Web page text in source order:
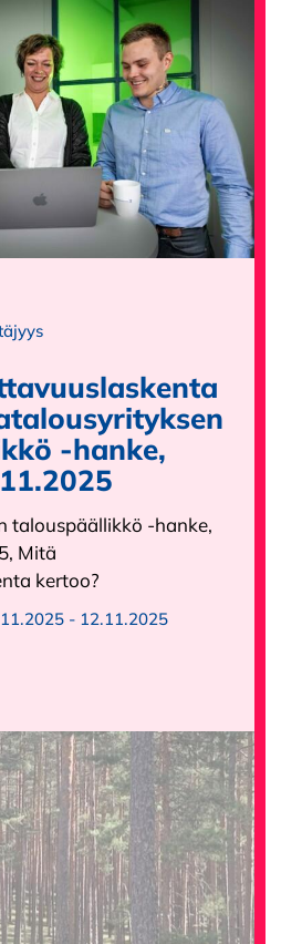
-hanke,
talouspäällikkö -hanke,
Mitä
kertoo?
- 12.11.2025